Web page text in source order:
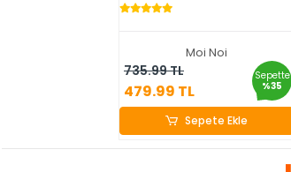
Moi Noi
735.99 TL
479.99 TL
Sepette
%35
479.99 TL
Sepete Ekle
Sepete Ekle